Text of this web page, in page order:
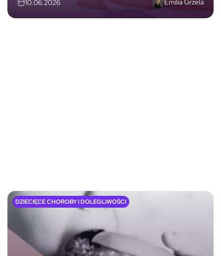
10.06.2026 Emilia Grzela
DZIECIĘCE CHOROBY I DOLEGLIWOŚCI